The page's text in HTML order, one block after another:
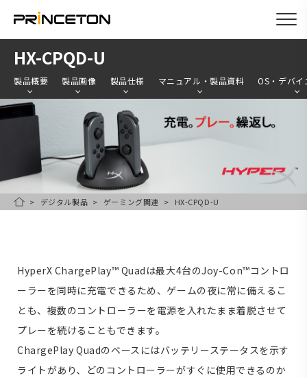
コ
に
HX-CPQD-U
製品概要 製品画像 製品仕様 マニュアル・製品資料 OS・デバイ
HOMEデジタル製品 ゲーミング関連 HX-CPQD-U
HyperX ChargePlay™ Quadは最大4台のJoy-Con™コントロ
ーラーを同時に充電できるため、ゲームの夜に常に備えるこ
とも、複数のコントローラーを電源を入れたまま着脱させて
プレーを続けることもできます。
ChargePlay Quadのベースにはバッテリーステータスを示す
ライトがあり、どのコントローラーがすぐに使用できるのか